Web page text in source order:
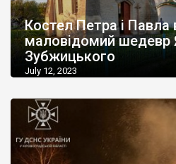
Костел Петра і Павла
маловідомий шедевр
Зубжицького
July 12, 2023